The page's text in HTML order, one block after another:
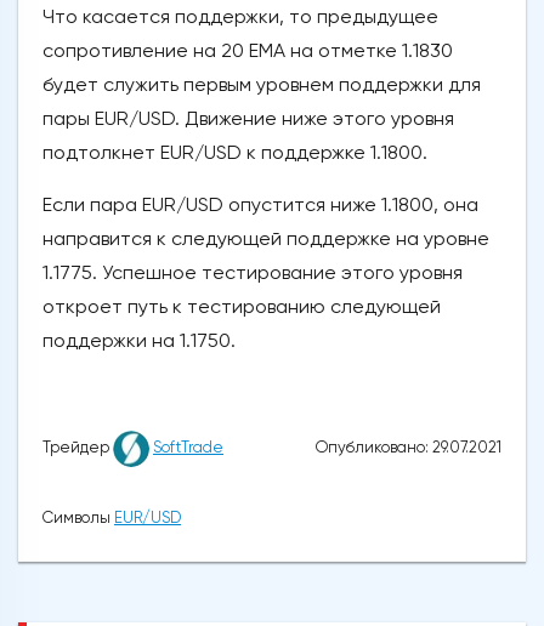
Что касается поддержки, то предыдущее
сопротивление на 20 ЕМА на отметке 1.1830
будет служить первым уровнем поддержки для
пары EUR/USD. Движение ниже этого уровня
подтолкнет EUR/USD к поддержке 1.1800.
Если пара EUR/USD опустится ниже 1.1800, она
направится к следующей поддержке на уровне
1.1775. Успешное тестирование этого уровня
откроет путь к тестированию следующей
поддержки на 1.1750.
Трейдер SoftTrade Опубликовано: 29.07.2021
Символы EUR/USD